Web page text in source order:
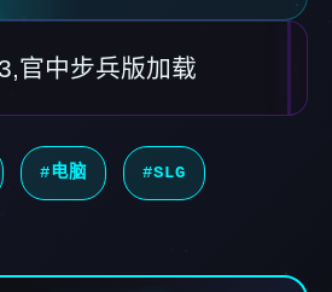
官中步兵版加载
#电脑 #SLG